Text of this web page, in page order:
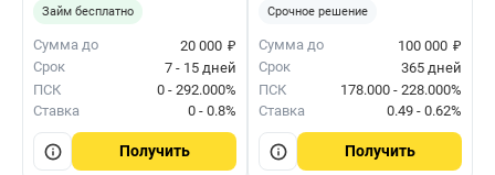
Займ бесплатно
Сумма до 20 000 ₽
Срок
7 - 15 дней
ПСК
0 - 292.000%
Ставка
0 - 0.8%
Получить
Срочное решение
Сумма до 100 000 ₽
Срок
365 дней
ПСК
178.000 - 228.000%
Ставка
0.49 - 0.62%
Получить